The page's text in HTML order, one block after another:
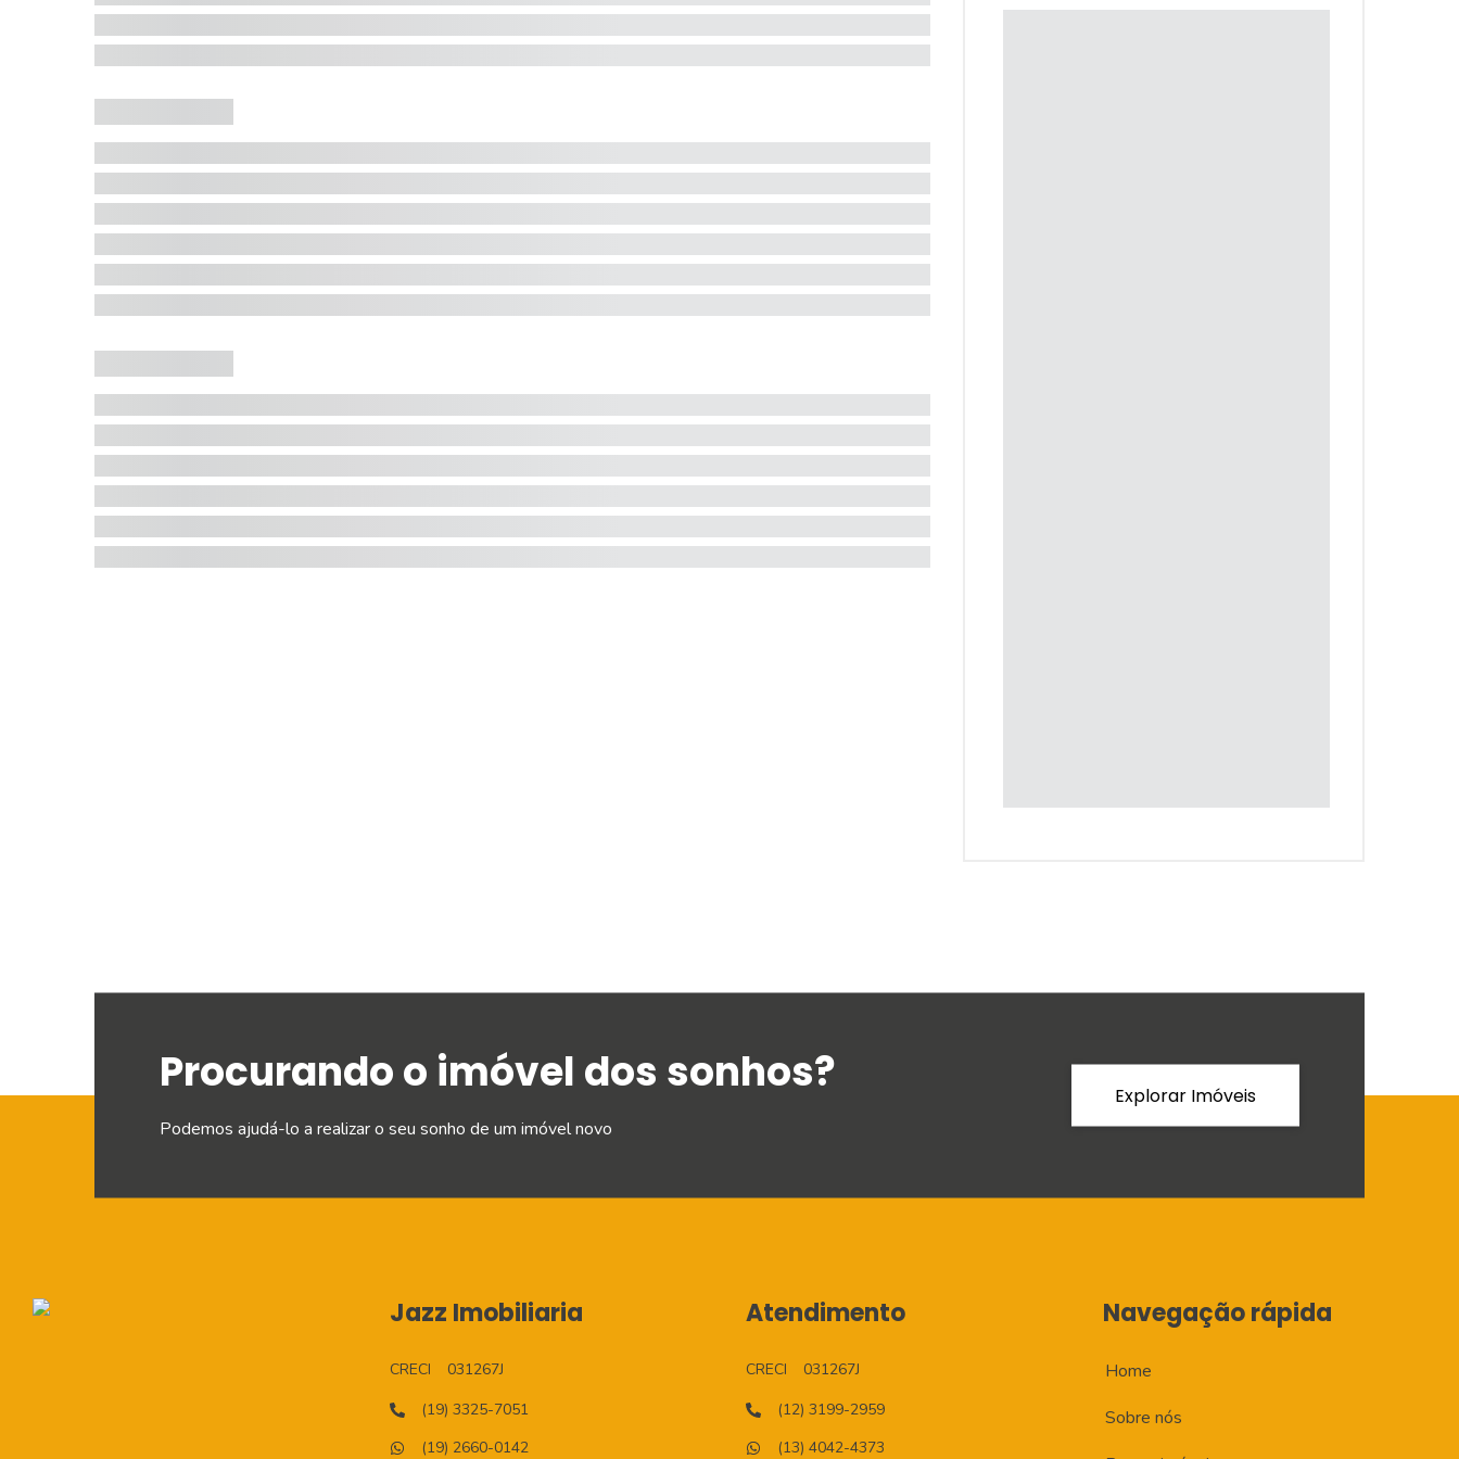
Procurando o imóvel dos sonhos?
Podemos ajudá-lo a realizar o seu sonho de um imóvel novo
Explorar Imóveis
Jazz Imobiliaria
CRECI
031267J
(19) 3325-7051
(19) 2660-0142
Atendimento
CRECI
031267J
(12) 3199-2959
(13) 4042-4373
Navegação rápida
Home
Sobre nós